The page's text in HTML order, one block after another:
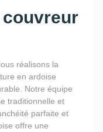
réalisons la
en ardoise
Notre équipe
traditionnelle et
parfaite et
offre une